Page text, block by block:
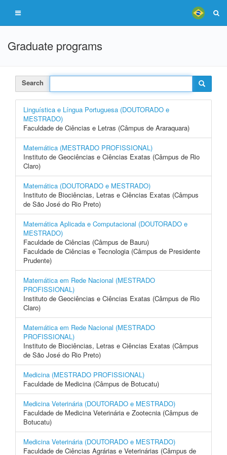
Graduate programs
Search
Linguística e Língua Portuguesa (DOUTORADO e
MESTRADO)
Faculdade de Ciências e Letras (Câmpus de Araraquara)
Matemática (MESTRADO PROFISSIONAL)
Instituto de Geociências e Ciências Exatas (Câmpus de Rio
Claro)
Matemática (DOUTORADO e MESTRADO)
Instituto de Biociências, Letras e Ciências Exatas (Câmpus
de São José do Rio Preto)
Matemática Aplicada e Computacional (DOUTORADO e
MESTRADO)
Faculdade de Ciências (Câmpus de Bauru)
Faculdade de Ciências e Tecnologia (Câmpus de Presidente
Prudente)
Matemática em Rede Nacional (MESTRADO
PROFISSIONAL)
Instituto de Geociências e Ciências Exatas (Câmpus de Rio
Claro)
Matemática em Rede Nacional (MESTRADO
PROFISSIONAL)
Instituto de Biociências, Letras e Ciências Exatas (Câmpus
de São José do Rio Preto)
Medicina (MESTRADO PROFISSIONAL)
Faculdade de Medicina (Câmpus de Botucatu)
Medicina Veterinária (DOUTORADO e MESTRADO)
Faculdade de Medicina Veterinária e Zootecnia (Câmpus de
Botucatu)
Medicina Veterinária (DOUTORADO e MESTRADO)
Faculdade de Ciências Agrárias e Veterinárias (Câmpus de